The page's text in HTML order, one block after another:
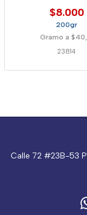
$8.000
200gr
Gramo a
23814
Calle 72 #23B-53